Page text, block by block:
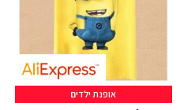
אופנת ילדים